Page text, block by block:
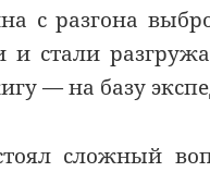
с разгона
стали
— на базу
сложный